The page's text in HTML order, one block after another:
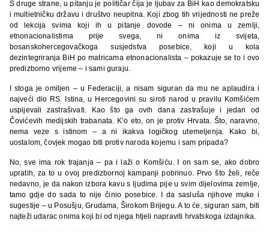
S druge strane, u pitanju je političar čija je ljubav za BiH kao demokratsku
i multietničku državu i društvo neupitna. Koji zbog tih vrijednosti ne preže
od lekcija svima koji ih u pitanje dovode – ni onima u zemlji,
etnonacionalistima prije svega, ni onima iz svijeta,
bosanskohercegovačkoga susjedstva posebice, koji u kola
dezintegriranja BiH po matricama etnonacionalista – pokazuje se to i ovo
predizborno vrijeme – i sami guraju.
I stoga je omiljen – u Federaciji, a nisam siguran da mu ne aplaudira i
najveći dio RS. Istina, u Hercegovini su siroti narod u pravilu Komšićem
uspijevali zastrašivati. Kao što ga ovih dana zastrašuje i jedan od
Čovićevih medijskih trabanata. K’o eto, on je protiv Hrvata. Što, naravno,
nema veze s istinom – a ni ikakva logičkog utemeljenja. Kako bi,
uostalom, čovjek mogao biti protiv naroda kojemu i sam pripada?
No, sve ima rok trajanja – pa i laži o Komšiću. I on sam se, ako dobro
upratih, za to u ovoj predizbornoj kampanji pobrinuo. Prvo što želi, reče
nedavno, je da nakon izbora kavu s ljudima pije u svim dijelovima zemlje,
tamo gdje do sada to nije činio posebice. I da sasluša njihove muke i
sugestije – u Posušju, Grudama, Širokom Brijegu. A to će, siguran sam, biti
najteži udarac onima koji bi od njega htjeli napraviti hrvatskoga izdajnika.